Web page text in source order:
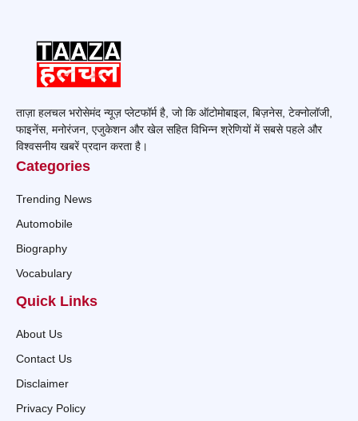
ताज़ा हलचल भरोसेमंद न्यूज़ प्लेटफॉर्म है, जो कि ऑटोमोबाइल, बिज़नेस, टेक्नोलॉजी,
फाइनेंस, मनोरंजन, एजुकेशन और खेल सहित विभिन्न श्रेणियों में सबसे पहले और
विश्वसनीय खबरें प्रदान करता है।
Categories
Trending News
Automobile
Biography
Vocabulary
Quick Links
About Us
Contact Us
Disclaimer
Privacy Policy